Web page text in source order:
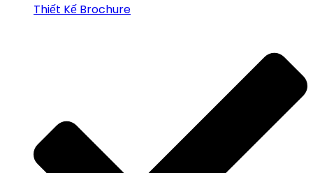
Thiết Kế Brochure